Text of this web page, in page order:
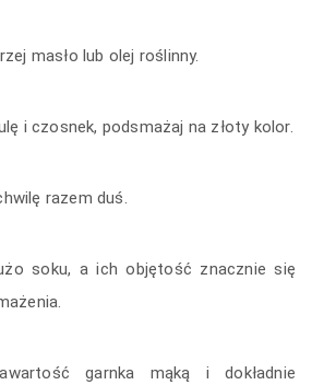
masło lub olej roślinny.
i czosnek, podsmażaj na złoty kolor.
razem duś.
soku, a ich objętość znacznie się
garnka mąką i dokładnie